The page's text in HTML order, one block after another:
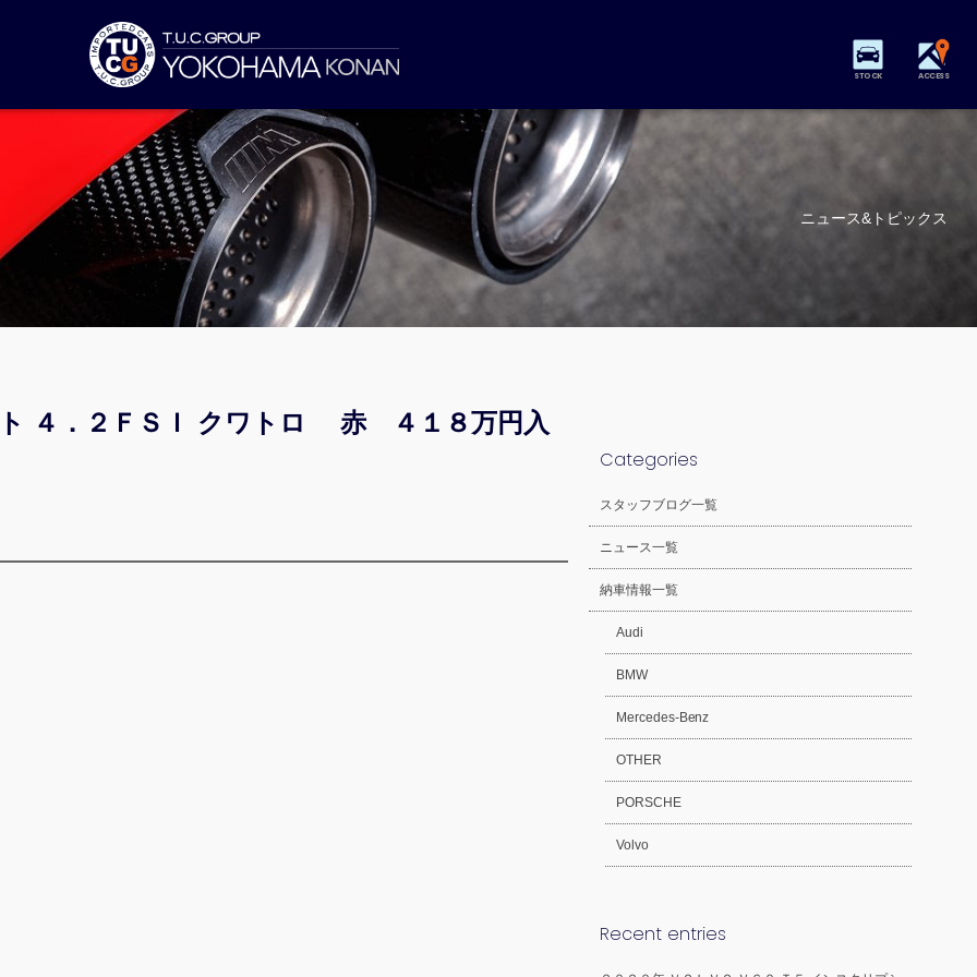
STOCK ACCESS
ニュース&トピックス
ト ４．２ＦＳＩ クワトロ 赤 ４１８万円入
Categories
スタッフブログ一覧
ニュース一覧
納車情報一覧
Audi
BMW
Mercedes-Benz
OTHER
PORSCHE
Volvo
Recent entries